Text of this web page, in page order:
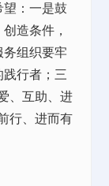
望：一是鼓
造条件，
组织要牢
行者；三
、互助、进
行、进而有